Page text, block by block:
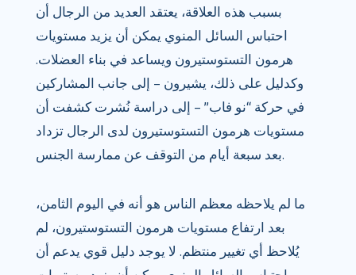
بسبب هذه العلاقة، يعتقد العديد من الرجال أن
احتباس السائل المنوي يمكن أن يزيد مستويات
هرمون التستوستيرون ويساعد في بناء العضلات.
وكدليل على ذلك، يشيرون – إلى جانب المشاركين
في حركة “نو فاب” – إلى دراسة نُشرت كشفت أن
مستويات هرمون التستوستيرون لدى الرجال تزداد
بعد سبعة أيام من التوقف عن ممارسة الجنس.
ما لم يلاحظه معظم الناس هو أنه في اليوم الثامن،
بعد ارتفاع مستويات هرمون التستوستيرون، لم
يُلاحظ أي تغيير منتظم. لا يوجد دليل قوي يدعم أن